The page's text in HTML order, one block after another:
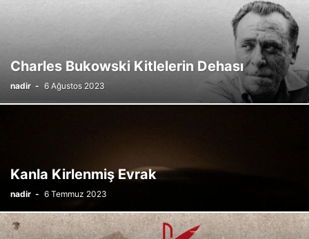
Charles Bukowski Kitlelerin Dehası
nadir - 6 Ağustos 2023
Kanla Kirlenmiş Evrak
nadir - 6 Temmuz 2023